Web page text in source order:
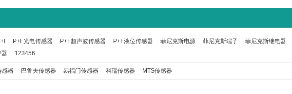
P+F光电传感器 P+F超声波传感器 P+F液位传感器 菲尼克斯电源 菲尼克斯端子 菲尼克斯继电器
器 123456
感器 巴鲁夫传感器 易福门传感器 科瑞传感器 MTS传感器